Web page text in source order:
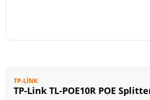
TP-LINK
TP-Link TL-POE10R POE